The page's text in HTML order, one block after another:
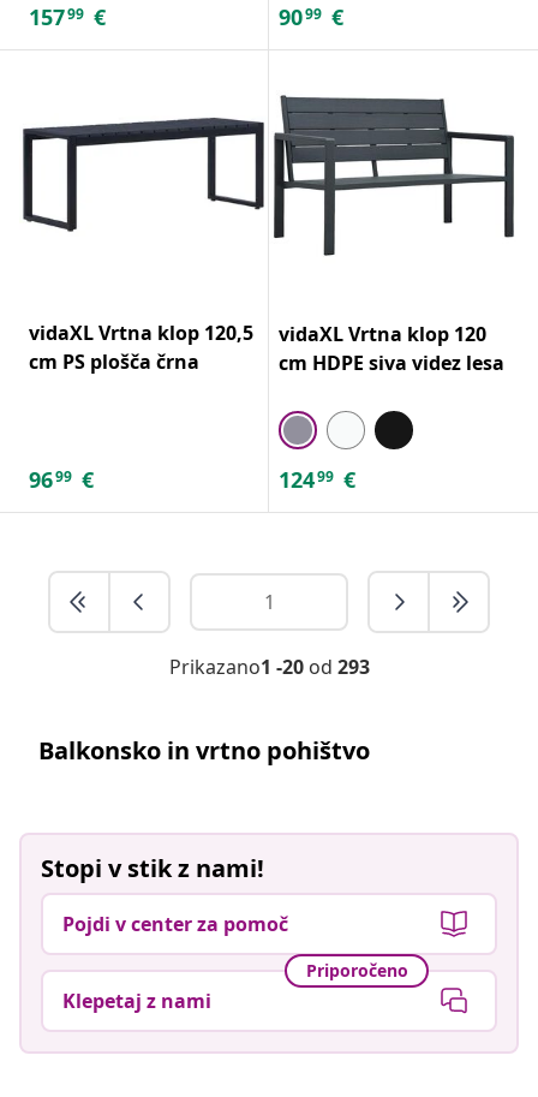
15799 € 9099 €
vidaXL Vrtna klop 120,5
cm PS plošča črna
9699 €
vidaXL Vrtna klop 120
cm HDPE siva videz lesa
12499 €
Prikazano1 -20od 293
Balkonsko in vrtno pohištvo
Stopi v stik z nami!
Pojdi v center za pomoč
Priporočeno
Klepetaj z nami